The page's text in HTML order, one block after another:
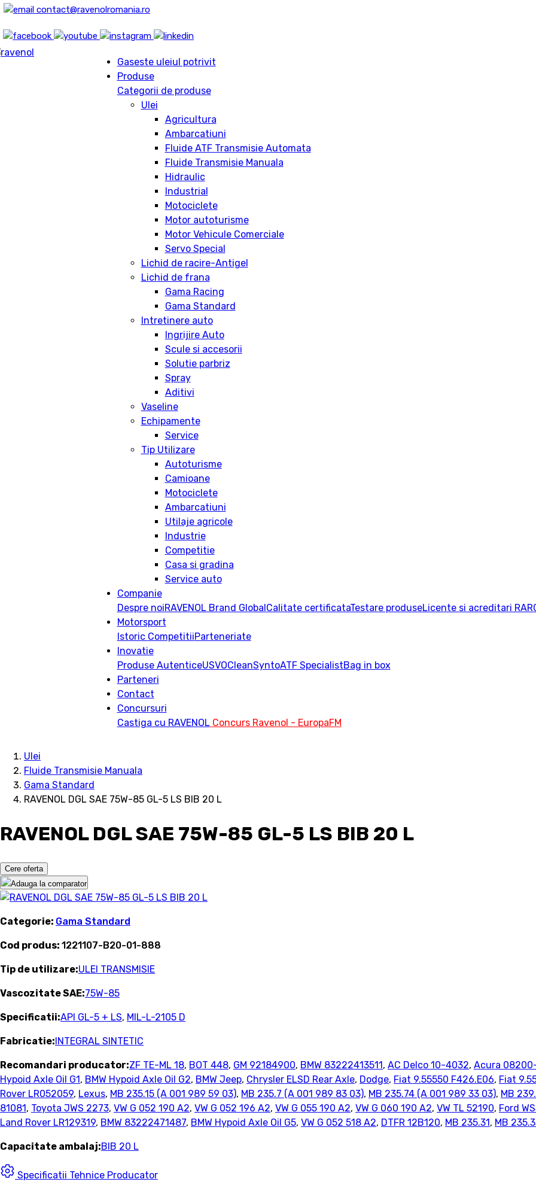
contact@ravenolromania.ro
Gaseste uleiul potrivit
Produse
Categorii de produse
Ulei
Agricultura
Ambarcatiuni
Fluide ATF Transmisie Automata
Fluide Transmisie Manuala
Hidraulic
Industrial
Motociclete
Motor autoturisme
Motor Vehicule Comerciale
Servo Special
Lichid de racire-Antigel
Lichid de frana
Gama Racing
Gama Standard
Intretinere auto
Ingrijire Auto
Scule si accesorii
Solutie parbriz
Spray
Aditivi
Vaseline
Echipamente
Service
Tip Utilizare
Autoturisme
Camioane
Motociclete
Ambarcatiuni
Utilaje agricole
Industrie
Competitie
Casa si gradina
Service auto
Companie
Despre noiRAVENOL Brand GlobalCalitate certificataTestare produseLicente si acreditari RAR
Motorsport
Istoric CompetitiiParteneriate
Inovatie
Produse AutenticeUSVOCleanSyntoATF SpecialistBag in box
Parteneri
Contact
Concursuri
Castiga cu RAVENOLConcurs Ravenol - EuropaFM
Ulei
Fluide Transmisie Manuala
Gama Standard
RAVENOL DGL SAE 75W-85 GL-5 LS BIB 20 L
RAVENOL DGL SAE 75W-85 GL-5 LS BIB 20 L
Cere oferta
Adauga la comparator
Categorie: Gama Standard
Cod produs: 1221107-B20-01-888
Tip de utilizare:ULEI TRANSMISIE
Vascozitate SAE:75W-85
Specificatii:API GL-5 + LS, MIL-L-2105 D
Fabricatie:INTEGRAL SINTETIC
Recomandari producator:ZF TE-ML 18, BOT 448, GM 92184900, BMW 83222413511, AC Delco 10-4032, Acura
Hypoid Axle Oil G1, BMW Hypoid Axle Oil G2, BMW Jeep, Chrysler ELSD Rear Axle, Dodge, Fiat 9.55550 F426.E06, Fiat
Rover LR052059, Lexus, MB 235.15 (A 001 989 59 03), MB 235.7 (A 001 989 83 03), MB 235.74 (A 001 989 33 03), MB
81081, Toyota JWS 2273, VW G 052 190 A2, VW G 052 196 A2, VW G 055 190 A2, VW G 060 190 A2, VW TL 52190, Ford
Land Rover LR129319, BMW 83222471487, BMW Hypoid Axle Oil G5, VW G 052 518 A2, DTFR 12B120, MB 235.31, MB
Capacitate ambalaj:BIB 20 L
Specificatii Tehnice Producator